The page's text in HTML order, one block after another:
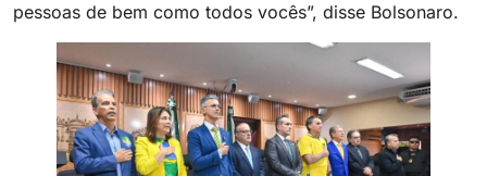
pessoas de bem como todos vocês”, disse Bolsonaro.